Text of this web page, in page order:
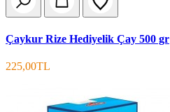
Çaykur Rize Hediyelik Çay 500 gr
225,00TL